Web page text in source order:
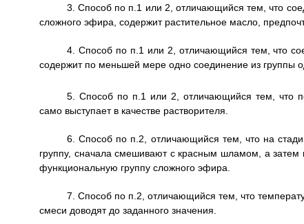
3. Способ по п.1 или 2, отличающийся тем, что
сложного эфира, содержит растительное масло,
4. Способ по п.1 или 2, отличающийся тем, что
содержит по меньшей мере одно соединение из группы
5. Способ по п.1 или 2, отличающийся тем, что
само выступает в качестве растворителя.
6. Способ по п.2, отличающийся тем, что на
группу, сначала смешивают с красным шламом, а
функциональную группу сложного эфира.
7. Способ по п.2, отличающийся тем, что
смеси доводят до заданного значения.